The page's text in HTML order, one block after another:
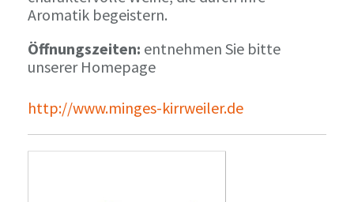
Aromatik begeistern.
Öffnungszeiten: entnehmen Sie bitte
unserer Homepage
http://www.minges-kirrweiler.de